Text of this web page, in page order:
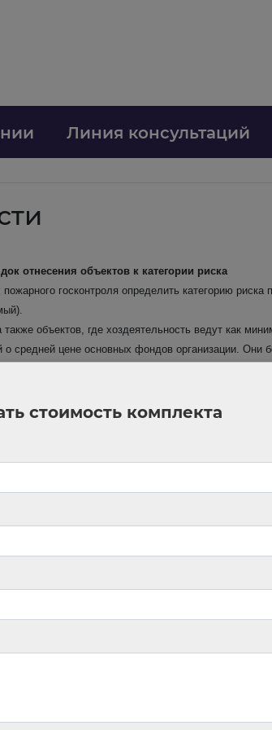
Линия консультаций
отнесения объектов к категории риска
госконтроля определить категорию
объектов, где хоздеятельность ведут как
цене основных фондов организации. Они
возникновения пожара с
пожаров;
пожаров.
контрольные (надзорные) мероприятия.
в свод правил, являющийся нормативным
срок согласования проекта изменений с
область деятельности которых он затрагивает,
стоимость комплекта